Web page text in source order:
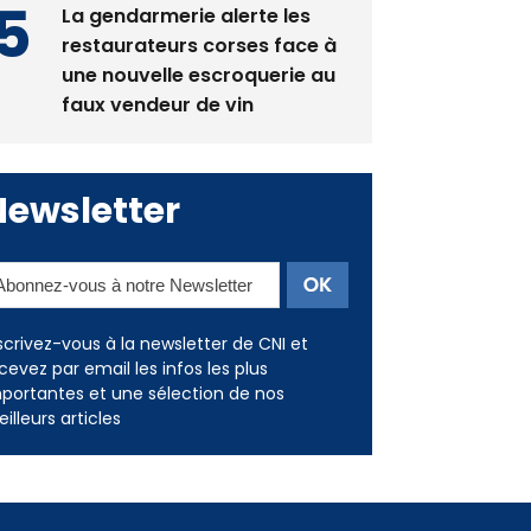
une nouvelle escroquerie au
faux vendeur de vin
vous à la newsletter de CNI et
par email les infos les plus
et une sélection de nos
articles